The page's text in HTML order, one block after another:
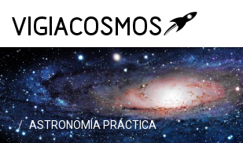
ASTRONOMÍA PRÁCTICA